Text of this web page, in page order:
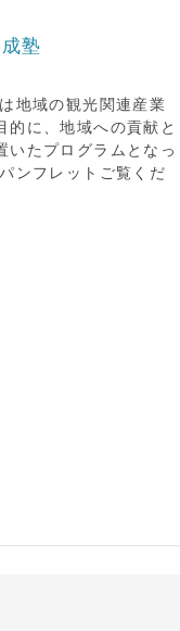
塾
地域の観光関連産業
的に、地域への貢献と
いたプログラムとなっ
ンフレットご覧くだ